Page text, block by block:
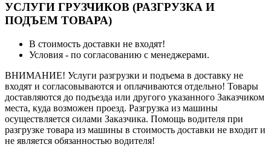
УСЛУГИ ГРУЗЧИКОВ (РАЗГРУЗКА И
ПОДЪЕМ ТОВАРА)
В стоимость доставки не входят!
Условия - по согласованию с менеджерами.
ВНИМАНИЕ! Услуги разгрузки и подъема в доставку не
входят и согласовываются и оплачиваются отдельно! Товары
доставляются до подъезда или другого указанного Заказчиком
места, куда возможен проезд. Разгрузка из машины
осуществляется силами Заказчика. Помощь водителя при
разгрузке товара из машины в стоимость доставки не входит и
не является обязанностью водителя!